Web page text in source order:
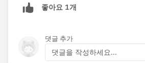
重軸やメジャーバリューを利用して
法は使えません。
좋아요 1개
댓글 추가
댓글을 작성하세요...